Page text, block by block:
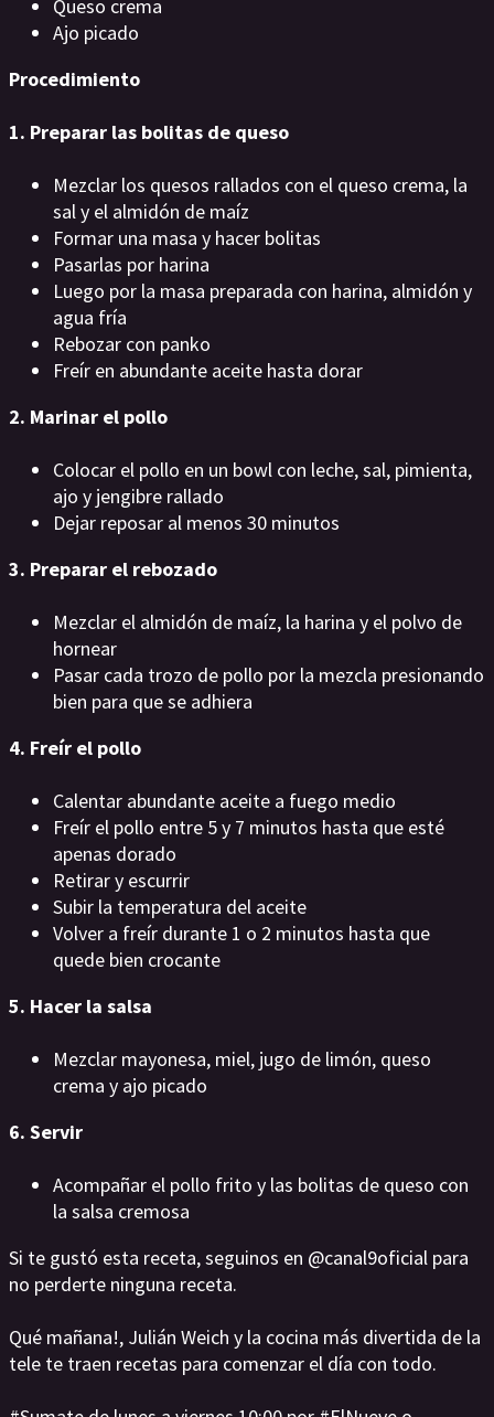
Queso crema
Ajo picado
Procedimiento
1. Preparar las bolitas de queso
Mezclar los quesos rallados con el queso crema, la
sal y el almidón de maíz
Formar una masa y hacer bolitas
Pasarlas por harina
Luego por la masa preparada con harina, almidón y
agua fría
Rebozar con panko
Freír en abundante aceite hasta dorar
2. Marinar el pollo
Colocar el pollo en un bowl con leche, sal, pimienta,
ajo y jengibre rallado
Dejar reposar al menos 30 minutos
3. Preparar el rebozado
Mezclar el almidón de maíz, la harina y el polvo de
hornear
Pasar cada trozo de pollo por la mezcla presionando
bien para que se adhiera
4. Freír el pollo
Calentar abundante aceite a fuego medio
Freír el pollo entre 5 y 7 minutos hasta que esté
apenas dorado
Retirar y escurrir
Subir la temperatura del aceite
Volver a freír durante 1 o 2 minutos hasta que
quede bien crocante
5. Hacer la salsa
Mezclar mayonesa, miel, jugo de limón, queso
crema y ajo picado
6. Servir
Acompañar el pollo frito y las bolitas de queso con
la salsa cremosa
Si te gustó esta receta, seguinos en @canal9oficial para
no perderte ninguna receta.
Qué mañana!, Julián Weich y la cocina más divertida de la
tele te traen recetas para comenzar el día con todo.